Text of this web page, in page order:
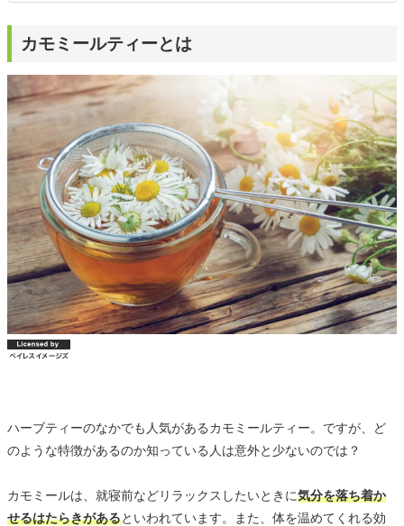
カモミールティーとは
ハーブティーのなかでも人気があるカモミールティー。ですが、ど
のような特徴があるのか知っている人は意外と少ないのでは？
カモミールは、就寝前などリラックスしたいときに気分を落ち着か
せるはたらきがあるといわれています。また、体を温めてくれる効